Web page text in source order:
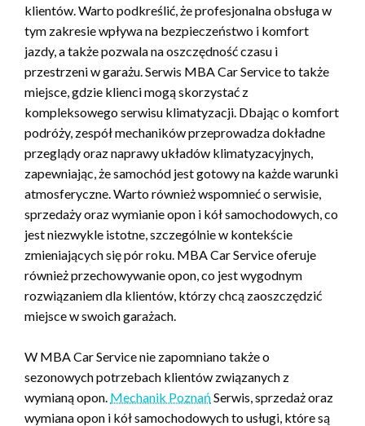
klientów. Warto podkreślić, że profesjonalna obsługa w
tym zakresie wpływa na bezpieczeństwo i komfort
jazdy, a także pozwala na oszczędność czasu i
przestrzeni w garażu. Serwis MBA Car Service to także
miejsce, gdzie klienci mogą skorzystać z
kompleksowego serwisu klimatyzacji. Dbając o komfort
podróży, zespół mechaników przeprowadza dokładne
przeglądy oraz naprawy układów klimatyzacyjnych,
zapewniając, że samochód jest gotowy na każde warunki
atmosferyczne. Warto również wspomnieć o serwisie,
sprzedaży oraz wymianie opon i kół samochodowych, co
jest niezwykle istotne, szczególnie w kontekście
zmieniających się pór roku. MBA Car Service oferuje
również przechowywanie opon, co jest wygodnym
rozwiązaniem dla klientów, którzy chcą zaoszczędzić
miejsce w swoich garażach.
W MBA Car Service nie zapomniano także o
sezonowych potrzebach klientów związanych z
wymianą opon. Mechanik Poznań Serwis, sprzedaż oraz
wymiana opon i kół samochodowych to usługi, które są